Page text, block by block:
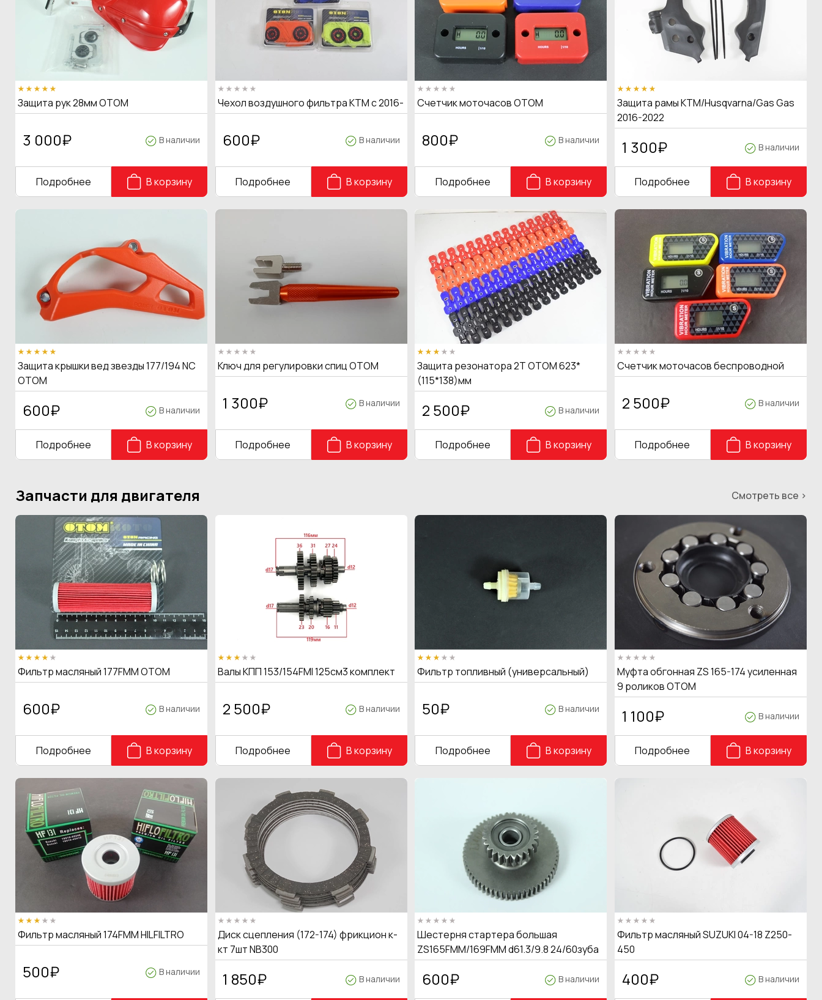
Защита рук 28мм OTOM
3 000₽ В наличии
Подробнее В корзину
Чехол воздушного фильтра KTM с 2016-
600₽ В наличии
Подробнее В корзину
Счетчик моточасов OTOM
800₽ В наличии
Подробнее В корзину
Защита рамы KTM/Husqvarna/Gas Gas
2016-2022
1 300₽ В наличии
Подробнее В корзину
Защита крышки вед звезды 177/194 NC
OTOM
600₽ В наличии
Подробнее В корзину
Ключ для регулировки спиц OTOM
1 300₽ В наличии
Подробнее В корзину
Защита резонатора 2Т OTOM 623*
(115*138)мм
2 500₽ В наличии
Подробнее В корзину
Счетчик моточасов беспроводной
2 500₽ В наличии
Подробнее В корзину
Запчасти для двигателя Смотреть все >
Фильтр масляный 177FMM OTOM
600₽ В наличии
Подробнее В корзину
Валы КПП 153/154FMI 125см3 комплект
2 500₽ В наличии
Подробнее В корзину
Фильтр топливный (универсальный)
50₽ В наличии
Подробнее В корзину
Муфта обгонная ZS 165-174 усиленная
9 роликов OTOM
1 100₽ В наличии
Подробнее В корзину
Фильтр масляный 174FMM HILFILTRO
500₽ В наличии
Диск сцепления (172-174) фрикцион к-
кт 7шт NB300
1 850₽ В наличии
Шестерня стартера большая
ZS165FMM/169FMM d61.3/9.8 24/60зуба
600₽ В наличии
Фильтр масляный SUZUKI 04-18 Z250-
450
400₽ В наличии